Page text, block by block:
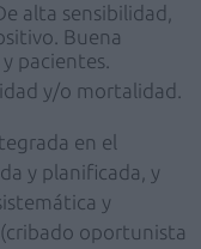
alta sensibilidad,
Buena
pacientes.
y/o mortalidad.
en el
y planificada, y
y
oportunista